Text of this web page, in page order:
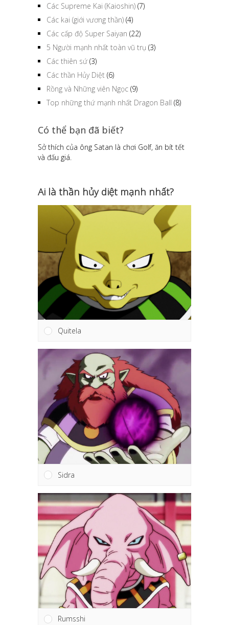
Các Supreme Kai (Kaioshin) (7)
Các kai (giới vương thần) (4)
Các cấp độ Super Saiyan (22)
5 Người mạnh nhất toàn vũ trụ (3)
Các thiên sứ (3)
Các thần Hủy Diệt (6)
Rồng và Những viên Ngọc (9)
Top những thứ mạnh nhất Dragon Ball (8)
Có thể bạn đã biết?
Sở thích của ông Satan là chơi Golf, ăn bít tết
và đấu giá.
Ai là thần hủy diệt mạnh nhất?
Quitela
Sidra
Rumsshi